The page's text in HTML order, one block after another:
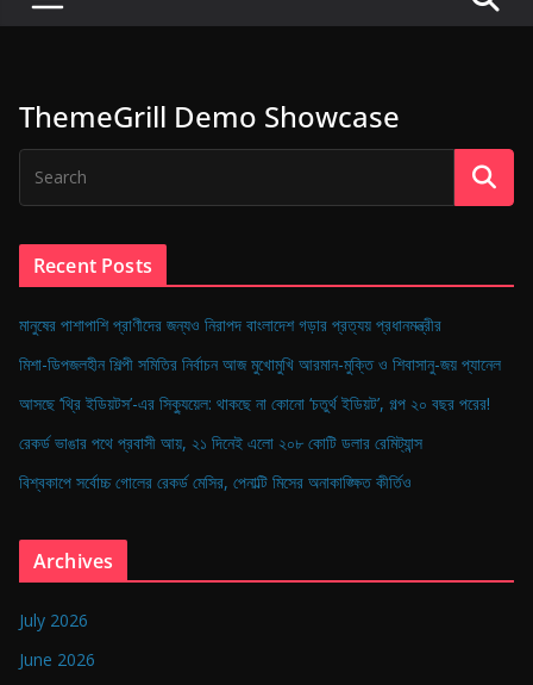
s
e
f
D
i
g
a
l
B
n
g
ThemeGrill Demo Showcase
Recent Posts
মানুষের পাশাপাশি প্রাণীদের জন্যও নিরাপদ বাংলাদেশ গড়ার প্রত্যয় প্রধানমন্ত্রীর
মিশা-ডিপজলহীন শিল্পী সমিতির নির্বাচন আজ মুখোমুখি আরমান-মুক্তি ও শিবাসানু-জয় প্যানেল
আসছে ‘থ্রি ইডিয়টস’-এর সিক্যুয়েল: থাকছে না কোনো ‘চতুর্থ ইডিয়ট’, গল্প ২০ বছর পরের!
রেকর্ড ভাঙার পথে প্রবাসী আয়, ২১ দিনেই এলো ২০৮ কোটি ডলার রেমিট্যান্স
বিশ্বকাপে সর্বোচ্চ গোলের রেকর্ড মেসির, পেনাল্টি মিসের অনাকাঙ্ক্ষিত কীর্তিও
Archives
July 2026
June 2026